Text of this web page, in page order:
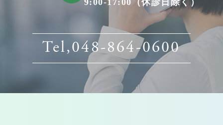
Tel,048-864-0600